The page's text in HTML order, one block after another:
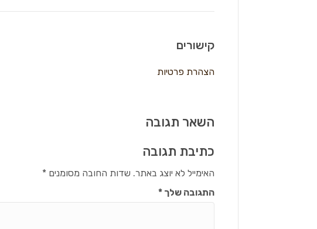
קישורים
הצהרת פרטיות
השאר תגובה
כתיבת תגובה
האימייל לא יוצג באתר. שדות החובה מסומנים*
התגובה שלך*